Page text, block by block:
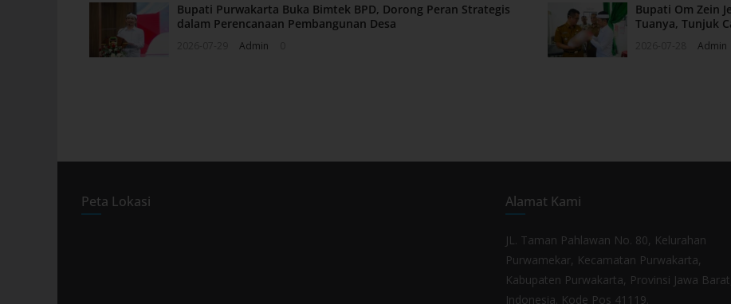
Bupati Purwakarta Buka Bimtek BPD, Dorong Peran Strategis
dalam Perencanaan Pembangunan Desa
Admin
Bupati Om Zein
Tuanya, Tunjuk
Admin
Peta Lokasi Alamat Kami
JL. Taman Pahlawan No. 80, Kelurahan
Purwamekar, Kecamatan Purwakarta,
Kabupaten Purwakarta, Provinsi Jawa Barat,
Indonesia. Kode Pos 41119.